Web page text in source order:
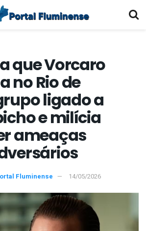
que Vorcaro
no Rio de
ligado a
e milícia
ameaças
Fluminense 14/05/2026